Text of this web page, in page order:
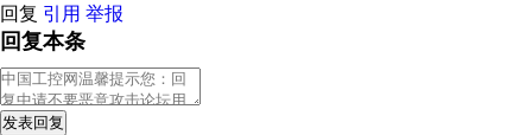
回复 引用 举报
回复本条
发表回复